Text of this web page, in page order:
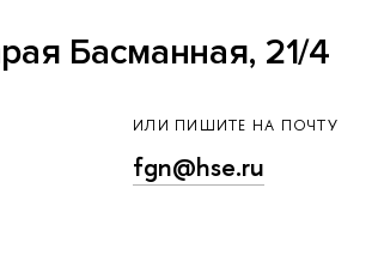
Басманная, 21/4
ИЛИ ПИШИТЕ НА ПОЧТУ
fgn@hse.ru